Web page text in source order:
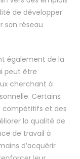
de développer
son réseau
également de la
peut être
cherchant à
Certains
compétitifs et des
la qualité de
de travail à
d’acquérir